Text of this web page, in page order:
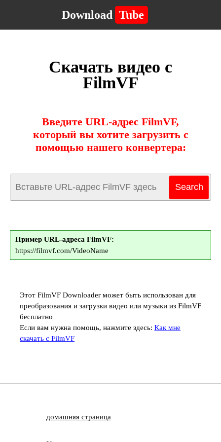
Download Tube
Скачать видео с
FilmVF
Введите URL-адрес FilmVF,
который вы хотите загрузить с
помощью нашего конвертера:
Пример URL-адреса FilmVF:
https://filmvf.com/VideoName
Этот FilmVF Downloader может быть использован для
преобразования и загрузки видео или музыки из FilmVF
бесплатно
Если вам нужна помощь, нажмите здесь: Как мне
скачать с FilmVF
домашняя страница